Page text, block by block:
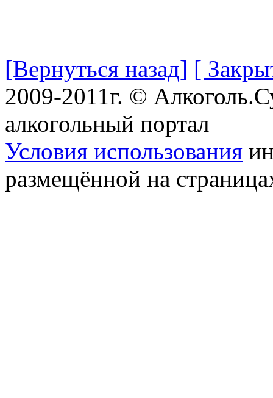
[Вернуться назад] [
2009-2011г. ©
алкогольный портал
Условия использования
размещённой на